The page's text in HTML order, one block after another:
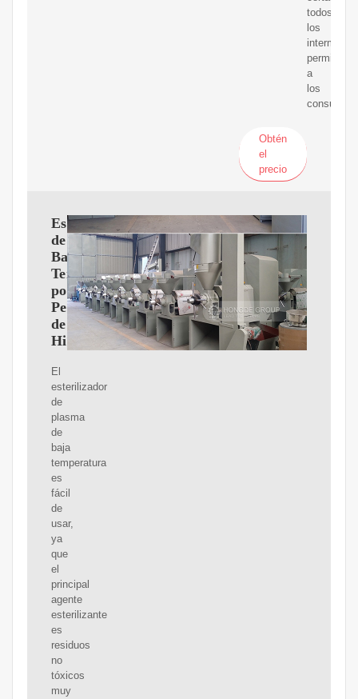
todos
los
a
los
Obtén
el
precio
Esterilizador
de
Baja
Temperatura
por
Peróxido
de
Hidrógeno
El
esterilizador
de
plasma
de
baja
temperatura
es
fácil
de
usar,
ya
que
el
principal
agente
esterilizante
es
residuos
no
tóxicos
muy